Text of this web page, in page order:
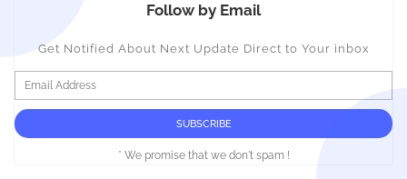
Follow by Email
Get Notified About Next Update Direct to Your inbox
* We promise that we don't spam !